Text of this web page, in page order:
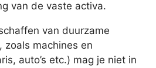
van de vaste activa.
van duurzame
zoals machines en
auto’s etc.) mag je niet in